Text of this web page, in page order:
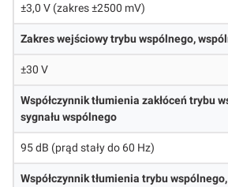
±3,0 V (zakres ±2500 mV)
Zakres wejściowy trybu wspólnego,
±30 V
Współczynnik tłumienia zakłóceń trybu
sygnału wspólnego
95 dB (prąd stały do 60 Hz)
Współczynnik tłumienia trybu